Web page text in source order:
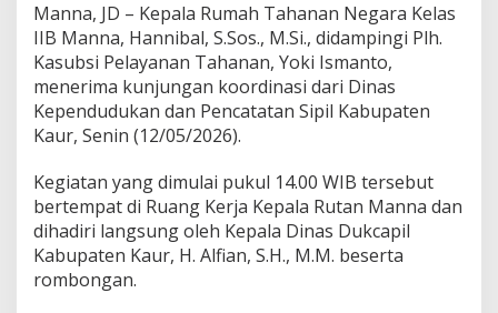
n
g
a
n
K
a
d
s
D
u
k
c
Manna, JD – Kepala Rumah Tahanan Negara Kelas
IIB Manna, Hannibal, S.Sos., M.Si., didampingi Plh.
Kasubsi Pelayanan Tahanan, Yoki Ismanto,
menerima kunjungan koordinasi dari Dinas
Kependudukan dan Pencatatan Sipil Kabupaten
Kaur, Senin (12/05/2026).
Kegiatan yang dimulai pukul 14.00 WIB tersebut
bertempat di Ruang Kerja Kepala Rutan Manna dan
dihadiri langsung oleh Kepala Dinas Dukcapil
Kabupaten Kaur, H. Alfian, S.H., M.M. beserta
rombongan.